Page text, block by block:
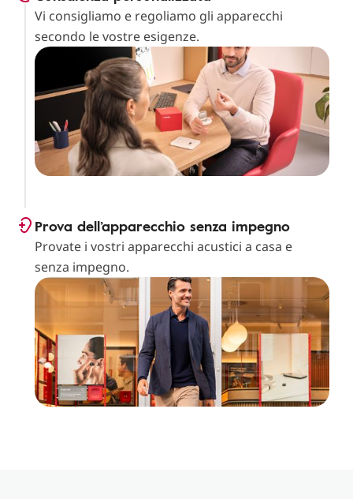
Vi consigliamo e regoliamo gli apparecchi
secondo le vostre esigenze.
Prova dell’apparecchio senza impegno
Provate i vostri apparecchi acustici a casa e
senza impegno.